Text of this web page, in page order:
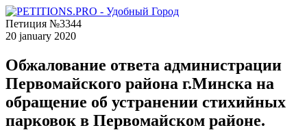
Петиция №3344
20 january 2020
Обжалование ответа администрации
Первомайского района г.Минска на
обращение об устранении стихийных
парковок в Первомайском районе.